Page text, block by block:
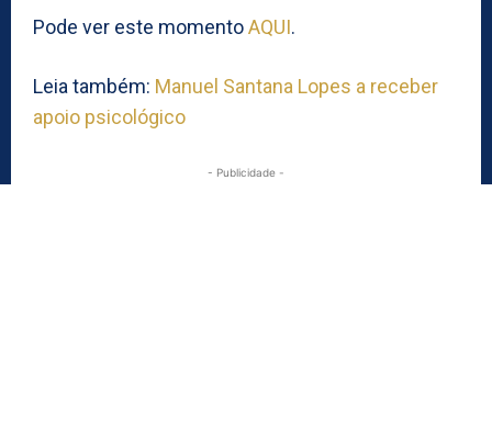
Pode ver este momentoAQUI.
Leia também: Manuel Santana Lopes a receber
apoio psicológico
- Publicidade -